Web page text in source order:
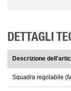
DETTAGLI
Descrizione
Squadra regolabile